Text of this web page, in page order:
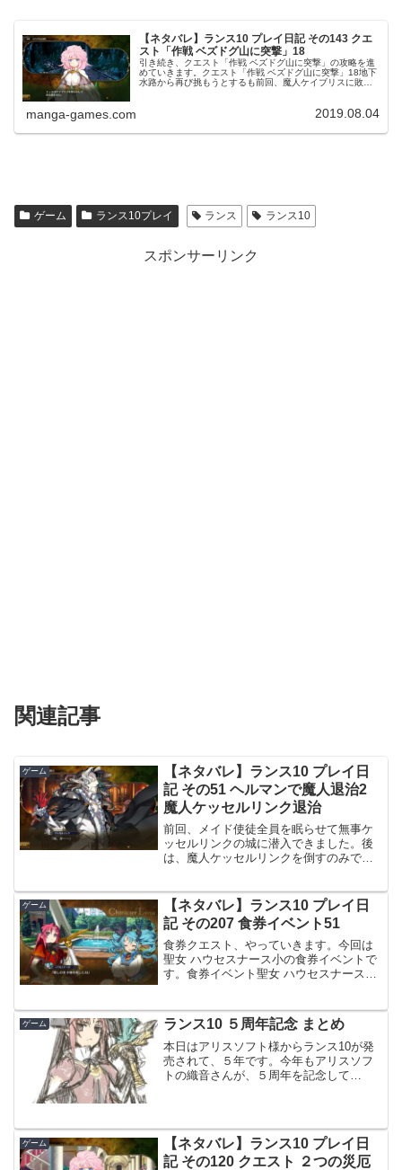
【ネタバレ】ランス10 プレイ日記 その143 クエ
スト「作戦 ベズドグ山に突撃」18
引き続き、クエスト「作戦 ベズドグ山に突撃」の攻略を進
めていきます。クエスト「作戦 ベズドグ山に突撃」18地下
水路から再び挑もうとするも前回、魔人ケイブリスに敗れ
manga-games.com 2019.08.04
ゲーム ランス10プレイ ランス ランス10
スポンサーリンク
関連記事
ゲーム
【ネタバレ】ランス10 プレイ日
記 その51 ヘルマンで魔人退治2
魔人ケッセルリンク退治
前回、メイド使徒全員を眠らせて無事ケ
ッセルリンクの城に潜入できました。後
は、魔人ケッセルリンクを倒すのみで
ペルエレの裏切りにも気づいていました
が、魔人ケッセルリンクらし...
ゲーム
【ネタバレ】ランス10 プレイ日
記 その207 食券イベント51
食券クエスト、やっていきます。今回は
聖女 ハウセスナース小の食券イベントで
す。食券イベント聖女 ハウセスナース小
イとハウセスナースが一緒にいるところ
を見つけて、...
ゲーム ランス10 ５周年記念 まとめ
本日はアリスソフト様からランス10が発
売されて、５年です。今年もアリスソフ
トの織音さんが、５周年を記念して
があった事も、明か...
ゲーム
【ネタバレ】ランス10 プレイ日
記 その120 クエスト ２つの災厄